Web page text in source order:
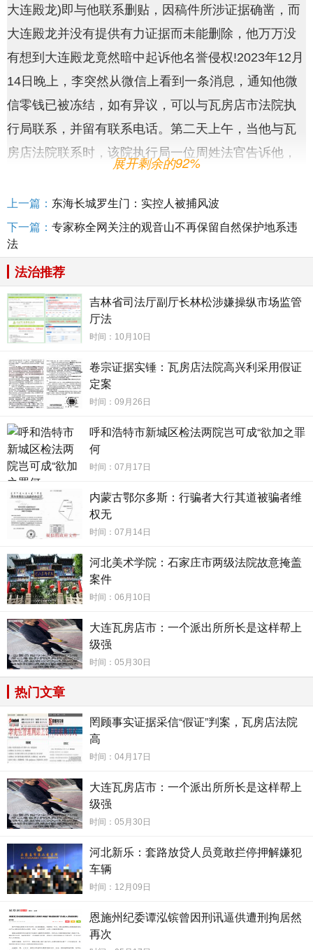
大连殿龙)即与他联系删贴，因稿件所涉证据确凿，而
大连殿龙并没有提供有力证据而未能删除，他万万没
有想到大连殿龙竟然暗中起诉他名誉侵权!2023年12月
14日晚上，李突然从微信上看到一条消息，通知他微
信零钱已被冻结，如有异议，可以与瓦房店市法院执
行局联系，并留有联系电话。第二天上午，当他与瓦
房店法院联系时，该院执行局一位周姓法官告诉他，
决已经生效，判决你赔偿对方20万元名誉损失费和1万
元律师费。因为银行卡、微信、支付宝均被冻结，严
重影响了工作和生活，李从12月15日以后，就不断的
与法院联系。
经过多次联系后，瓦房店法院其他法官在2024年4
月3日将高兴利法官的大作(辽宁省瓦房店市人民法院
民事判决书【2023】辽0281民初261号)给李广军邮寄
到了长春(有邮政单据和通话录音为证)。李广军不看则
已，一看这个判决书，大吃一惊。
记者从李广军处看到了这份判决书后，不禁感到细
思极控。判决书所称的名誉侵权稿子主要有：《大连
瓦房店:樱桃树遭无声屠杀谁是凶手》、《大连瓦房
店：“樱桃姐姐”温柔的残忍只顾赚钱?》、《大连殿龙
公司:疯狂删稿为哪般?》、《大连瓦房店：樱桃事件
展开剩余的92%
上一篇： 东海长城罗生门：实控人被捕风波
下一篇： 专家称全网关注的观音山不再保留自然保护地系违
法
法治推荐
吉林省司法厅副厅长林松涉嫌操纵市场监管
厅法
时间：10月10日
卷宗证据实锤：瓦房店法院高兴利采用假证
定案
时间：09月26日
呼和浩特市新城区检法两院岂可成“欲加之罪
何
时间：07月17日
内蒙古鄂尔多斯：行骗者大行其道被骗者维
权无
时间：07月14日
河北美术学院：石家庄市两级法院故意掩盖
案件
时间：06月10日
大连瓦房店市：一个派出所所长是这样帮上
级强
时间：05月30日
热门文章
罔顾事实证据采信“假证”判案，瓦房店法院
高
时间：04月17日
大连瓦房店市：一个派出所所长是这样帮上
级强
时间：05月30日
河北新乐：套路放贷人员竟敢拦停押解嫌犯
车辆
时间：12月09日
恩施州纪委谭泓镔曾因刑讯逼供遭刑拘居然
再次